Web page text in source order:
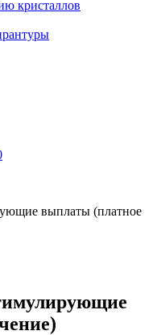
кристаллов
выплаты (платное